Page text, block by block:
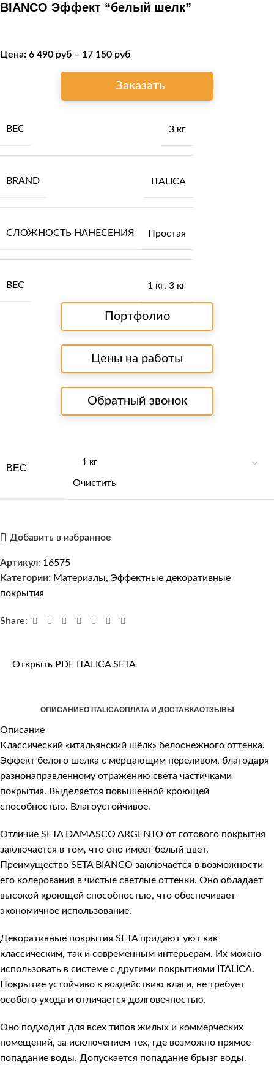
BIANCO Эффект “белый шелк”
Цена: 6 490 руб – 17 150 руб
Заказать
ВЕС 3 кг
BRAND ITALICA
СЛОЖНОСТЬ НАНЕСЕНИЯ Простая
ВЕС 1 кг, 3 кг
Портфолио
Цены на работы
Обратный звонок
ВЕС
Очистить
Добавить в избранное
Артикул: 16575
Категории: Материалы, Эффектные декоративные
покрытия
Share:
Открыть PDF ITALICA SETA
ОПИСАНИЕО ITALICAОПЛАТА И ДОСТАВКАОТЗЫВЫ
Описание
Классический «итальянский шёлк» белоснежного оттенка.
Эффект белого шелка с мерцающим переливом, благодаря
разнонаправленному отражению света частичками
покрытия. Выделяется повышенной кроющей
способностью. Влагоустойчивое.
Отличие SETA DAMASCO ARGENTO от готового покрытия
заключается в том, что оно имеет белый цвет.
Преимущество SETA BIANCO заключается в возможности
его колерования в чистые светлые оттенки. Оно обладает
высокой кроющей способностью, что обеспечивает
экономичное использование.
Декоративные покрытия SETA придают уют как
классическим, так и современным интерьерам. Их можно
использовать в системе с другими покрытиями ITALICA.
Покрытие устойчиво к воздействию влаги, не требует
особого ухода и отличается долговечностью.
Оно подходит для всех типов жилых и коммерческих
помещений, за исключением тех, где возможно прямое
попадание воды. Допускается попадание брызг воды.